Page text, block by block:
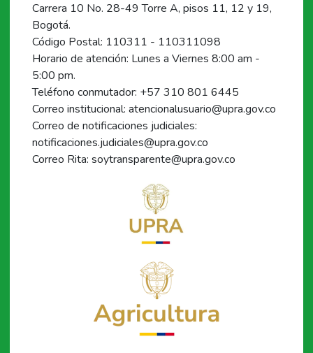
Carrera 10 No. 28-49 Torre A, pisos 11, 12 y 19,
Bogotá.
Código Postal: 110311 - 110311098
Horario de atención: Lunes a Viernes 8:00 am -
5:00 pm.
Teléfono conmutador: +57 310 801 6445
Correo institucional: atencionalusuario@upra.gov.co
Correo de notificaciones judiciales:
notificaciones.judiciales@upra.gov.co
Correo Rita: soytransparente@upra.gov.co